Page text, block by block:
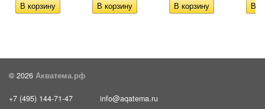
© 2026 Акватема.рф
+7 (495) 144-71-47 info@aqatema.ru